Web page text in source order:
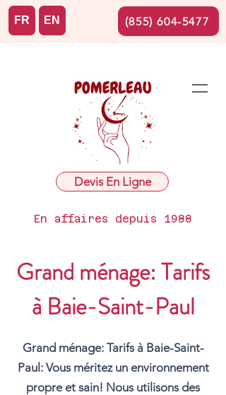
Devis En Ligne
En affaires depuis 1988
FR EN (855) 604-5477
Grand ménage: Tarifs
à Baie-Saint-Paul
Grand ménage: Tarifs à Baie-Saint-
Paul: Vous méritez un environnement
propre et sain! Nous utilisons des